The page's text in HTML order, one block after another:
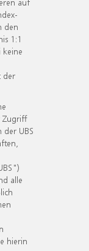
den
1:1
der
Zugriff
UBS
alle
hierin